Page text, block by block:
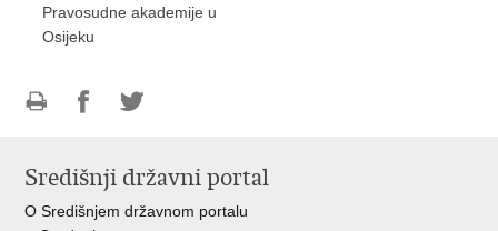
Pravosudne akademije u
Osijeku
FacebookuTwitteru
Središnji državni portal
O Središnjem državnom portalu